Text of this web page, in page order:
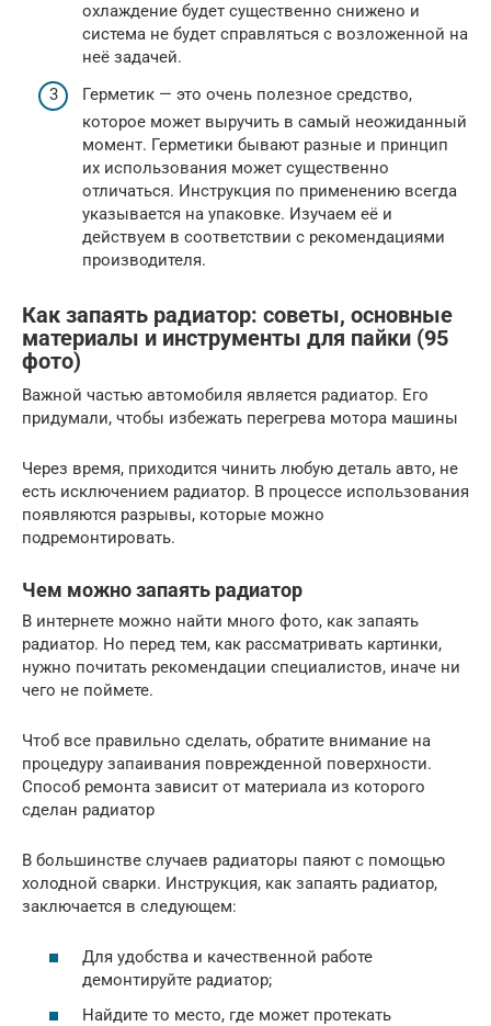
охлаждение будет существенно снижено и
система не будет справляться с возложенной на
неё задачей.
Герметик — это очень полезное средство,
которое может выручить в самый неожиданный
момент. Герметики бывают разные и принцип
их использования может существенно
отличаться. Инструкция по применению всегда
указывается на упаковке. Изучаем её и
действуем в соответствии с рекомендациями
производителя.
Как запаять радиатор: советы, основные
материалы и инструменты для пайки (95
фото)
Важной частью автомобиля является радиатор. Его
придумали, чтобы избежать перегрева мотора машины
Через время, приходится чинить любую деталь авто, не
есть исключением радиатор. В процессе использования
появляются разрывы, которые можно
подремонтировать.
Чем можно запаять радиатор
В интернете можно найти много фото, как запаять
радиатор. Но перед тем, как рассматривать картинки,
нужно почитать рекомендации специалистов, иначе ни
чего не поймете.
Чтоб все правильно сделать, обратите внимание на
процедуру запаивания поврежденной поверхности.
Способ ремонта зависит от материала из которого
сделан радиатор
В большинстве случаев радиаторы паяют с помощью
холодной сварки. Инструкция, как запаять радиатор,
заключается в следующем:
Для удобства и качественной работе
демонтируйте радиатор;
Найдите то место, где может протекать